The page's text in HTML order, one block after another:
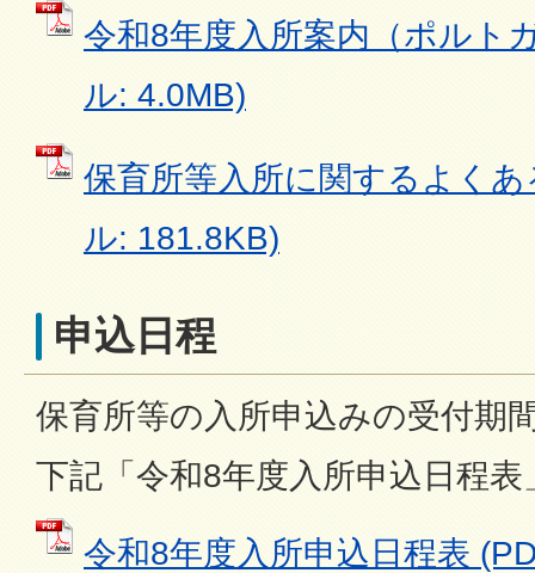
令和8年度入所案内（ポルト
ル: 4.0MB)
保育所等入所に関するよく
ル: 181.8KB)
申込日程
保育所等の入所申込みの受付期
下記「令和8年度入所申込日程
令和8年度入所申込日程表